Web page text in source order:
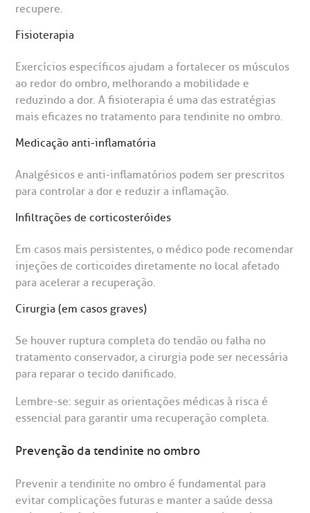
recupere.
Fisioterapia
Exercícios específicos ajudam a fortalecer os músculos
ao redor do ombro, melhorando a mobilidade e
reduzindo a dor. A fisioterapia é uma das estratégias
mais eficazes no tratamento para tendinite no ombro.
Medicação anti-inflamatória
Analgésicos e anti-inflamatórios podem ser prescritos
para controlar a dor e reduzir a inflamação.
Infiltrações de corticosteróides
Em casos mais persistentes, o médico pode recomendar
injeções de corticoides diretamente no local afetado
para acelerar a recuperação.
Cirurgia (em casos graves)
Se houver ruptura completa do tendão ou falha no
tratamento conservador, a cirurgia pode ser necessária
para reparar o tecido danificado.
Lembre-se: seguir as orientações médicas à risca é
essencial para garantir uma recuperação completa.
Prevenção da tendinite no ombro
Prevenir a tendinite no ombro é fundamental para
evitar complicações futuras e manter a saúde dessa